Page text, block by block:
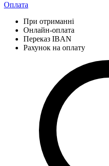
Оплата
При отриманні
Онлайн-оплата
Переказ IBAN
Рахунок на оплату